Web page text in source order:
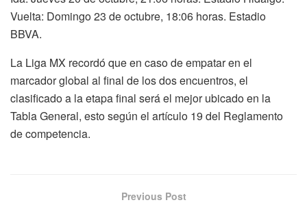
Vuelta: Domingo 23 de octubre, 18:06 horas. Estadio
BBVA.
La Liga MX recordó que en caso de empatar en el
marcador global al final de los dos encuentros, el
clasificado a la etapa final será el mejor ubicado en la
Tabla General, esto según el artículo 19 del Reglamento
de competencia.
Previous Post